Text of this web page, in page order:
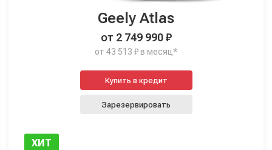
Geely Atlas
от 2 749 990 ₽
от 43 513 ₽ в месяц*
Купить в кредит
Зарезервировать
ХИТ